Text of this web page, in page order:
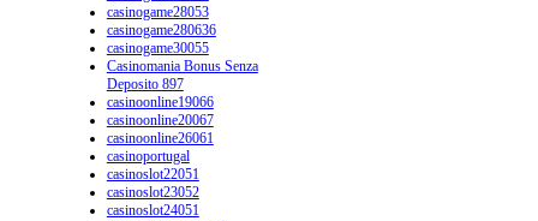
casinogame28053
casinogame280636
casinogame30055
Casinomania Bonus Senza
Deposito 897
casinoonline19066
casinoonline20067
casinoonline26061
casinoportugal
casinoslot22051
casinoslot23052
casinoslot24051